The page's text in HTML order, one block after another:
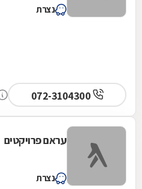
נצרת
עראם פרויקטים
נצרת